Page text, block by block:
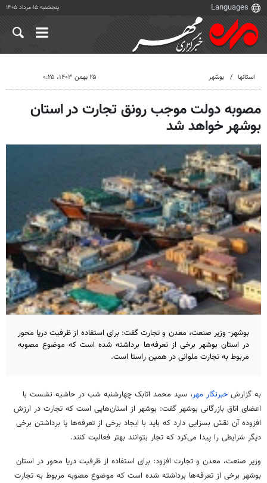
پنجشنبه ۱۵ مرداد ۱۴۰۵
استانها بوشهر ۲۵ بهمن ۱۴۰۳، ۰:۲۵
مصوبه دولت موجب رونق تجارت در استان
بوشهر خواهد شد
بوشهر- وزیر صنعت، معدن و تجارت گفت: برای استفاده از ظرفیت دریا محور
در استان بوشهر برخی از تعرفه‌ها برداشته شده است که موضوع مصوبه
مربوط به تجارت ملوانی در همین راستا است.
به گزارش خبرنگار مهر، سید محمد اتابک چهارشنبه شب در حاشیه نشست با
اعضای اتاق بازرگانی بوشهر گفت: بوشهر از استان‌هایی است که تجارت در ارزش
افزوده آن نقش بسزایی دارد که باید با ایجاد برخی از تعرفه‌ها یا برداشتن برخی
دیگر شرایطی را پیدا می‌کرد که تجار بتوانند بهتر فعالیت کنند.
وزیر صنعت، معدن و تجارت افزود: برای استفاده از ظرفیت دریا محور در استان
بوشهر برخی از تعرفه‌ها برداشته شده است که موضوع مصوبه مربوط به تجارت